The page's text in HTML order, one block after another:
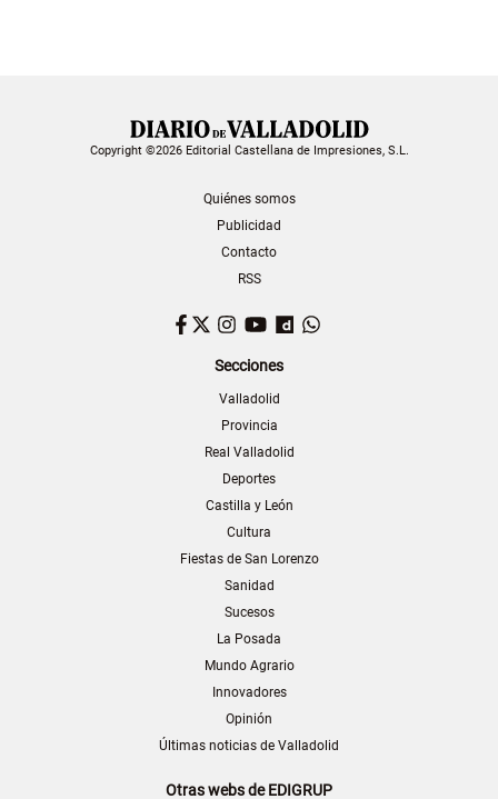
Copyright ©2026 Editorial Castellana de Impresiones, S.L.
Quiénes somos
Publicidad
Contacto
RSS
Facebook
TwitterInstagram
YouTubeDailymotion
Secciones
Valladolid
Provincia
Real Valladolid
Deportes
Castilla y León
Cultura
Fiestas de San Lorenzo
Sanidad
Sucesos
La Posada
Mundo Agrario
Innovadores
Opinión
Últimas noticias de Valladolid
Otras webs de EDIGRUP